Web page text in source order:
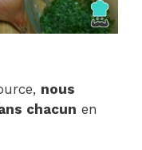
nous
chacun en